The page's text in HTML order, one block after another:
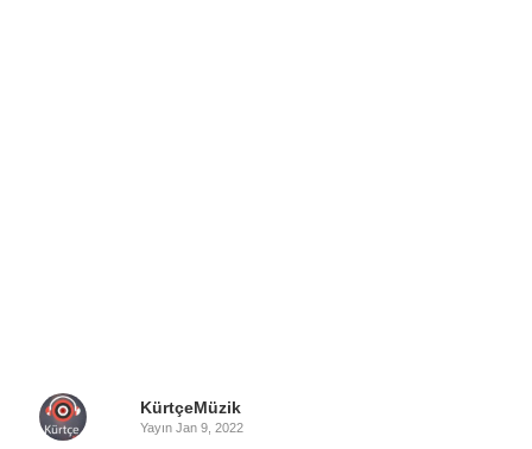
KürtçeMüzik
Yayın Jan 9, 2022